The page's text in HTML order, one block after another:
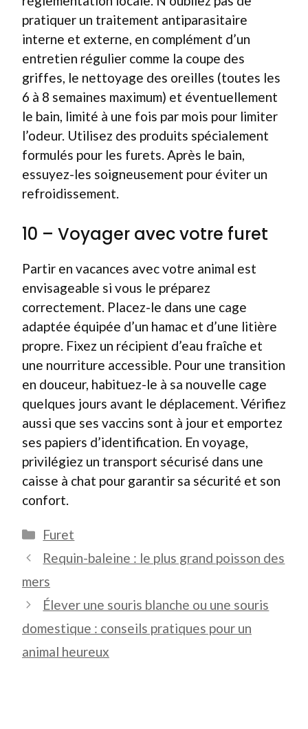
pratiquer un traitement antiparasitaire
interne et externe, en complément d’un
entretien régulier comme la coupe des
griffes, le nettoyage des oreilles (toutes les
6 à 8 semaines maximum) et éventuellement
le bain, limité à une fois par mois pour limiter
l’odeur. Utilisez des produits spécialement
formulés pour les furets. Après le bain,
essuyez-les soigneusement pour éviter un
refroidissement.
10 – Voyager avec votre furet
Partir en vacances avec votre animal est
envisageable si vous le préparez
correctement. Placez-le dans une cage
adaptée équipée d’un hamac et d’une litière
propre. Fixez un récipient d’eau fraîche et
une nourriture accessible. Pour une transition
en douceur, habituez-le à sa nouvelle cage
quelques jours avant le déplacement. Vérifiez
aussi que ses vaccins sont à jour et emportez
ses papiers d’identification. En voyage,
privilégiez un transport sécurisé dans une
caisse à chat pour garantir sa sécurité et son
confort.
Catégories
Furet
Requin-baleine : le plus grand poisson des
mers
Élever une souris blanche ou une souris
domestique : conseils pratiques pour un
animal heureux